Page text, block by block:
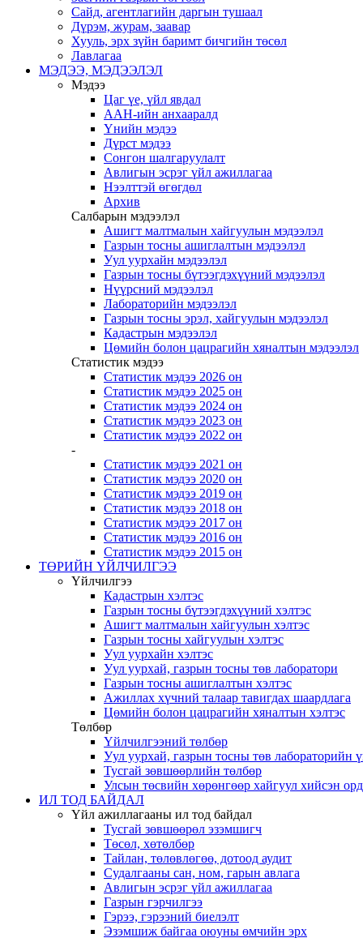
Сайд, агентлагийн даргын тушаал
Дүрэм, журам, заавар
Хууль, эрх зүйн баримт бичгийн төсөл
Лавлагаа
МЭДЭЭ, МЭДЭЭЛЭЛ
Мэдээ
Цаг үе, үйл явдал
ААН-ийн анхааралд
Үнийн мэдээ
Дүрст мэдээ
Сонгон шалгаруулалт
Авлигын эсрэг үйл ажиллагаа
Нээлттэй өгөгдөл
Архив
Салбарын мэдээлэл
Ашигт малтмалын хайгуулын мэдээлэл
Газрын тосны ашиглалтын мэдээлэл
Уул уурхайн мэдээлэл
Газрын тосны бүтээгдэхүүний мэдээлэл
Нүүрсний мэдээлэл
Лабораторийн мэдээлэл
Газрын тосны эрэл, хайгуулын мэдээлэл
Кадастрын мэдээлэл
Цөмийн болон цацрагийн хяналтын мэдээлэл
Статистик мэдээ
Статистик мэдээ 2026 он
Статистик мэдээ 2025 он
Статистик мэдээ 2024 он
Статистик мэдээ 2023 он
Статистик мэдээ 2022 он
-
Статистик мэдээ 2021 он
Статистик мэдээ 2020 он
Статистик мэдээ 2019 он
Статистик мэдээ 2018 он
Статистик мэдээ 2017 он
Статистик мэдээ 2016 он
Статистик мэдээ 2015 он
ТӨРИЙН ҮЙЛЧИЛГЭЭ
Үйлчилгээ
Кадастрын хэлтэс
Газрын тосны бүтээгдэхүүний хэлтэс
Ашигт малтмалын хайгуулын хэлтэс
Газрын тосны хайгуулын хэлтэс
Уул уурхайн хэлтэс
Уул уурхай, газрын тосны төв лаборатори
Газрын тосны ашиглалтын хэлтэс
Ажиллах хүчний талаар тавигдах шаардлага
Цөмийн болон цацрагийн хяналтын хэлтэс
Төлбөр
Үйлчилгээний төлбөр
Уул уурхай, газрын тосны төв лабораторийн
Тусгай зөвшөөрлийн төлбөр
Улсын төсвийн хөрөнгөөр хайгуул хийсэн
ИЛ ТОД БАЙДАЛ
Үйл ажиллагааны ил тод байдал
Тусгай зөвшөөрөл эзэмшигч
Төсөл, хөтөлбөр
Тайлан, төлөвлөгөө, дотоод аудит
Судалгааны сан, ном, гарын авлага
Авлигын эсрэг үйл ажиллагаа
Газрын гэрчилгээ
Гэрээ, гэрээний биелэлт
Эзэмшиж байгаа оюуны өмчийн эрх